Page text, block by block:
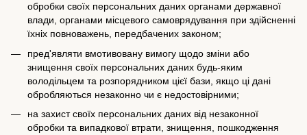
обробки своїх персональних даних органами державної
влади, органами місцевого самоврядування при здійсненні
їхніх повноважень, передбачених законом;
пред'являти вмотивовану вимогу щодо зміни або
знищення своїх персональних даних будь-яким
володільцем та розпорядником цієї бази, якщо ці дані
обробляються незаконно чи є недостовірними;
на захист своїх персональних даних від незаконної
обробки та випадкової втрати, знищення, пошкодження